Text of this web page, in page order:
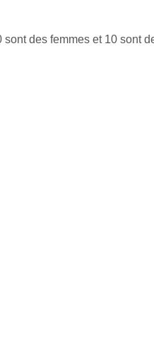
sont des femmes et 10 sont